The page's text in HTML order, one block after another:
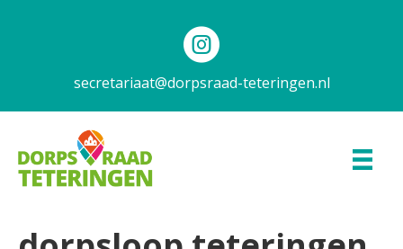
secretariaat@dorpsraad-teteringen.nl